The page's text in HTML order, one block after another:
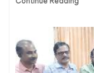
Continue Reading